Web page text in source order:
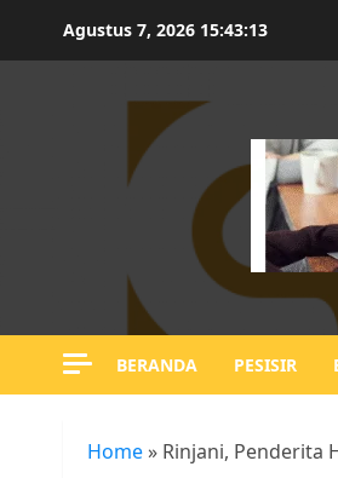
Agustus 7, 2026 15:43:14
BERANDA PESISIR
Home » Rinjani, Penderita